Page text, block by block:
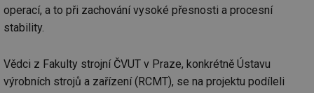
operací, a to při zachování vysoké přesnosti a procesní
stability.
Vědci z Fakulty strojní ČVUT v Praze, konkrétně Ústavu
výrobních strojů a zařízení (RCMT), se na projektu podíleli